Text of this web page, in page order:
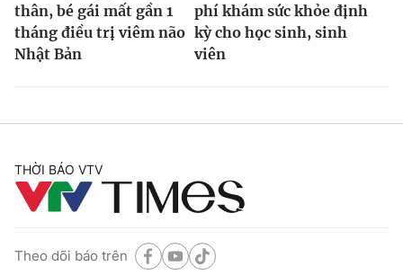
thân, bé gái mất gần 1
tháng điều trị viêm não
Nhật Bản
phí khám sức khỏe định
kỳ cho học sinh, sinh
viên
THỜI BÁO VTV
Theo dõi báo trên